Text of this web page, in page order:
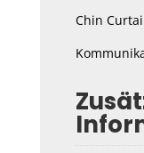
Chin